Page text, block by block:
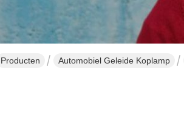
Producten Automobiel Geleide Koplamp